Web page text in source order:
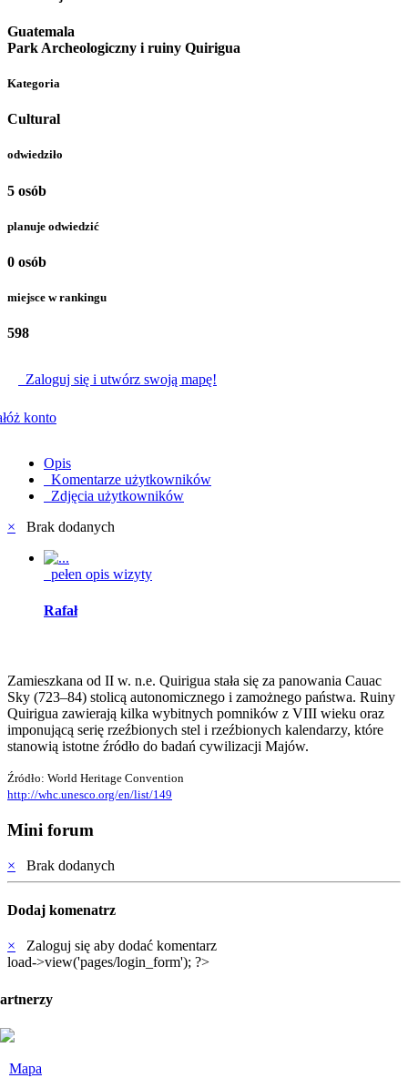
Guatemala
Park Archeologiczny i ruiny Quirigua
Kategoria
Cultural
odwiedziło
5 osób
planuje odwiedzić
0 osób
miejsce w rankingu
598
Zaloguj się i utwórz swoją mapę!
konto
Opis
Komentarze użytkowników
Zdjęcia użytkowników
×
Brak dodanych
pełen opis wizyty
Rafał
Zamieszkana od II w. n.e. Quirigua stała się za panowania Cauac
Sky (723–84) stolicą autonomicznego i zamożnego państwa. Ruiny
Quirigua zawierają kilka wybitnych pomników z VIII wieku oraz
imponującą serię rzeźbionych stel i rzeźbionych kalendarzy, które
stanowią istotne źródło do badań cywilizacji Majów.
Źródło: World Heritage Convention
http://whc.unesco.org/en/list/149
Mini forum
× Brak dodanych
Dodaj komenatrz
×
Zaloguj się aby dodać komentarz
load->view('pages/login_form'); ?>
Mapa